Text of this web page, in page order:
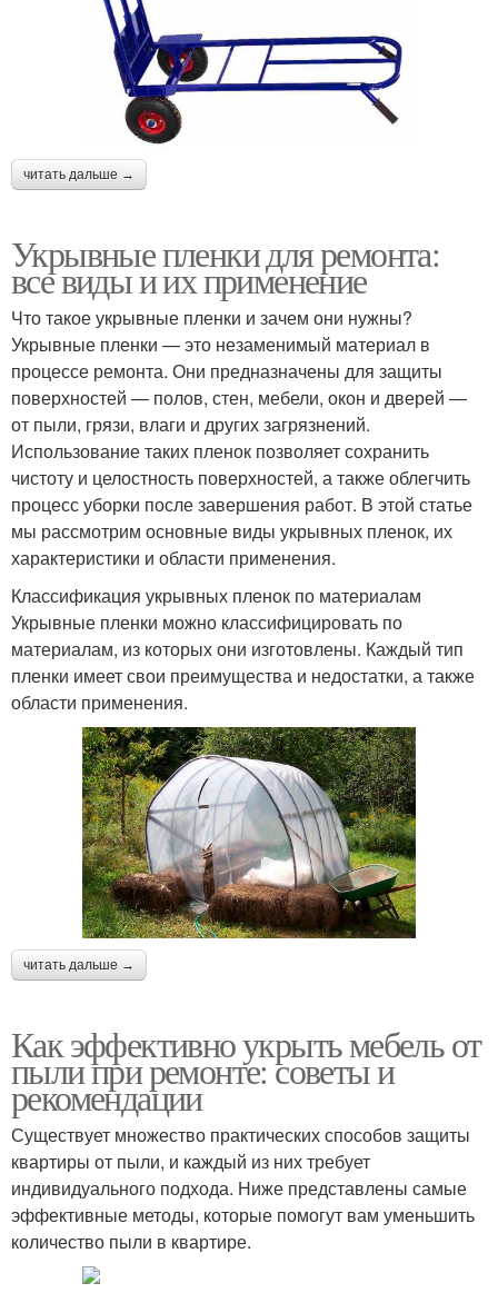
читать дальше →
Укрывные пленки для ремонта:
все виды и их применение
Что такое укрывные пленки и зачем они нужны?
Укрывные пленки — это незаменимый материал в
процессе ремонта. Они предназначены для защиты
поверхностей — полов, стен, мебели, окон и дверей —
от пыли, грязи, влаги и других загрязнений.
Использование таких пленок позволяет сохранить
чистоту и целостность поверхностей, а также облегчить
процесс уборки после завершения работ. В этой статье
мы рассмотрим основные виды укрывных пленок, их
характеристики и области применения.
Классификация укрывных пленок по материалам
Укрывные пленки можно классифицировать по
материалам, из которых они изготовлены. Каждый тип
пленки имеет свои преимущества и недостатки, а также
области применения.
читать дальше →
Как эффективно укрыть мебель от
пыли при ремонте: советы и
рекомендации
Существует множество практических способов защиты
квартиры от пыли, и каждый из них требует
индивидуального подхода. Ниже представлены самые
эффективные методы, которые помогут вам уменьшить
количество пыли в квартире.